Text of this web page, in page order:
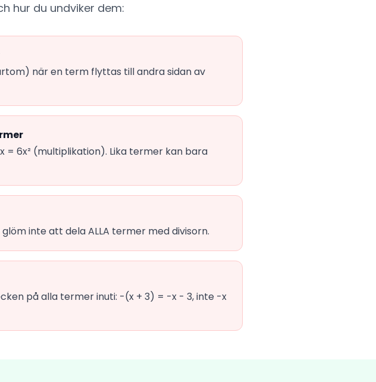
hur du undviker dem:
när en term flyttas till andra sidan av
= 6x² (multiplikation). Lika termer kan bara
glöm inte att dela ALLA termer med divisorn.
på alla termer inuti: -(x + 3) = -x - 3, inte -x